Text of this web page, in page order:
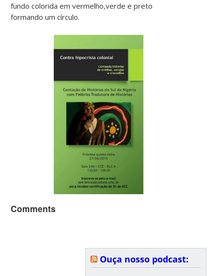
fundo colorida em vermelho,verde e preto
formando um círculo.
Comments
Ouça nosso podcast: